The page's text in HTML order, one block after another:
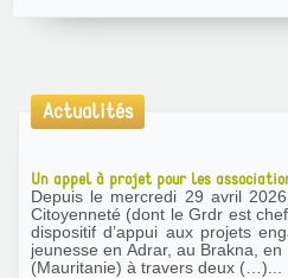
Actualités
Un appel à projet pour les
Depuis le mercredi 29 avril
Citoyenneté (dont le Grdr est
dispositif d’appui aux projets
jeunesse en Adrar, au Brakna,
(Mauritanie) à travers deux (…)...